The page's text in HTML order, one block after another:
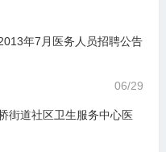
年7月医务人员招聘公告
06/29
街道社区卫生服务中心医